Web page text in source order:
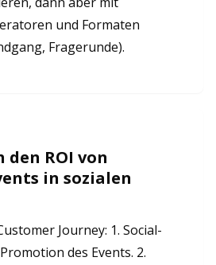
und Formaten
Fragerunde).
den ROI von
in sozialen
Journey: 1. Social-
des Events. 2.